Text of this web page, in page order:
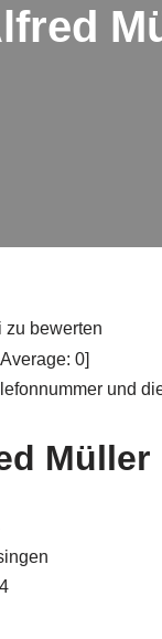
zu bewerten
Average: 0]
und
Müller